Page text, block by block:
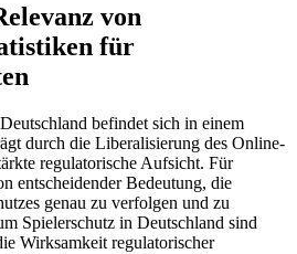
von
für
befindet sich in einem
durch die Liberalisierung des Online-
regulatorische Aufsicht. Für
entscheidender Bedeutung, die
genau zu verfolgen und zu
Spielerschutz in Deutschland sind
Wirksamkeit regulatorischer